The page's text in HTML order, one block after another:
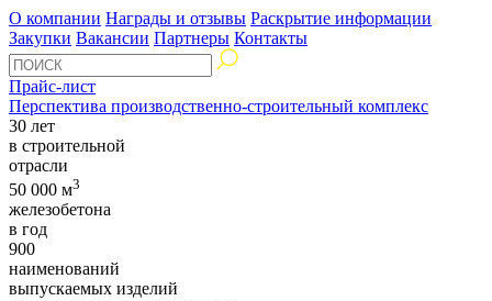
О компании Награды и отзывы Раскрытие информации
Закупки Вакансии Партнеры Контакты
Прайс-лист
Перспектива производственно-строительный комплекс
30 лет
в строительной
отрасли
50 000 м3
железобетона
в год
900
наименований
выпускаемых изделий